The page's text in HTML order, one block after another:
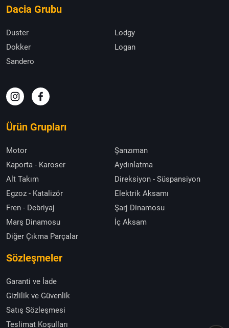
Dacia Grubu
Duster
Lodgy
Dokker
Logan
Sandero
Ürün Grupları
Motor
Şanzıman
Kaporta - Karoser
Aydınlatma
Alt Takım
Direksiyon - Süspansiyon
Egzoz - Katalizör
Elektrik Aksamı
Fren - Debriyaj
Şarj Dinamosu
Marş Dinamosu
İç Aksam
Diğer Çıkma Parçalar
Sözleşmeler
Garanti ve İade
Gizlilik ve Güvenlik
Satış Sözleşmesi
Teslimat Koşulları